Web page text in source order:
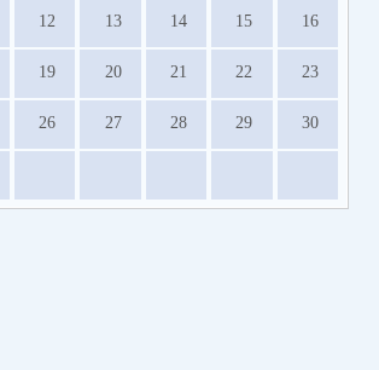
12 13 14 15 16
19 20 21 22 23
26 27 28 29 30